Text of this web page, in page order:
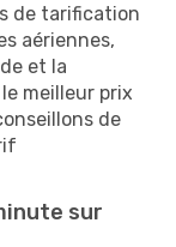
de tarification
aériennes,
et la
meilleur prix
de
sur